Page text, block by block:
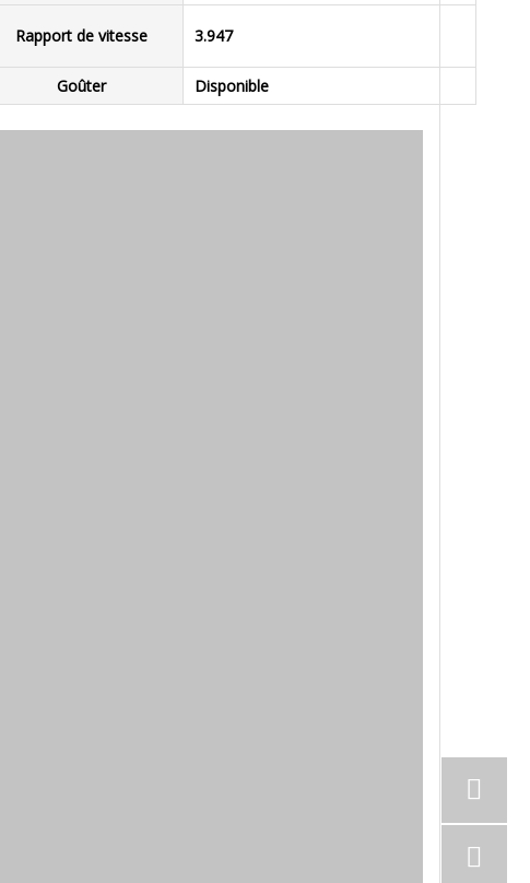
Rapport de vitesse 3.947
Goûter Disponible